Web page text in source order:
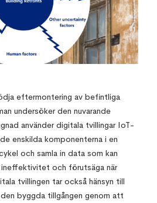
eftermontering av befintliga
undersöker den nuvarande
använder digitala tvillingar IoT-
enskilda komponenterna i en
och samla in data som kan
och förutsäga när
tvillingen tar också hänsyn till
byggda tillgången genom att